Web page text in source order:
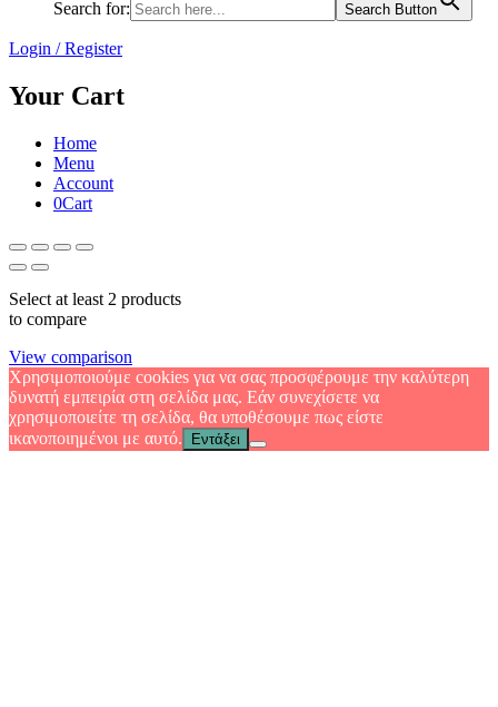
Search for: Search Button
Login / Register
Your Cart
Home
Menu
Account
0Cart
Select at least 2 products
to compare
View comparison
Χρησιμοποιούμε cookies για να σας προσφέρουμε την καλύτερη
δυνατή εμπειρία στη σελίδα μας. Εάν συνεχίσετε να
χρησιμοποιείτε τη σελίδα, θα υποθέσουμε πως είστε
ικανοποιημένοι με αυτό.
Εντάξει